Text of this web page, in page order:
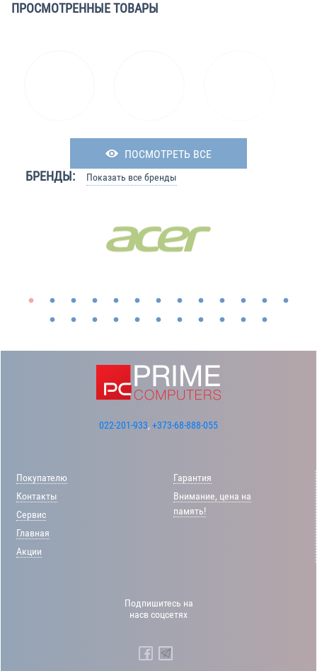
ПРОСМОТРЕННЫЕ ТОВАРЫ
ПОСМОТРЕТЬ ВСЕ
БРЕНДЫ: Показать все бренды
022-201-933, +373-68-888-055
Покупателю
Контакты
Сервис
Главная
Акции
Гарантия
Внимание, цена на
память!
Подпишитесь на
насв соцсетях